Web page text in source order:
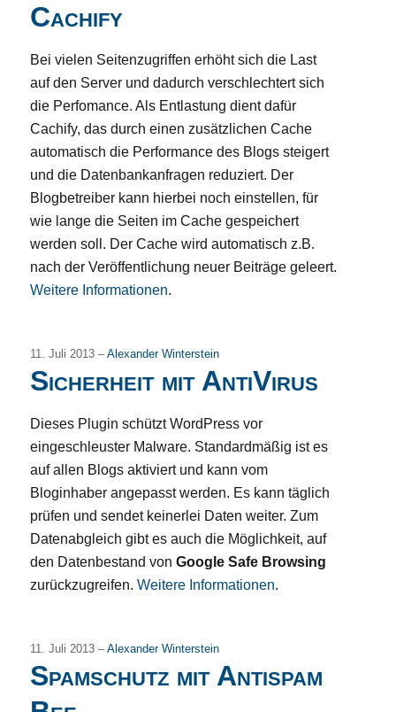
Cachify
Bei vielen Seitenzugriffen erhöht sich die Last
auf den Server und dadurch verschlechtert sich
die Perfomance. Als Entlastung dient dafür
Cachify, das durch einen zusätzlichen Cache
automatisch die Performance des Blogs steigert
und die Datenbankanfragen reduziert. Der
Blogbetreiber kann hierbei noch einstellen, für
wie lange die Seiten im Cache gespeichert
werden soll. Der Cache wird automatisch z.B.
nach der Veröffentlichung neuer Beiträge geleert.
Weitere Informationen.
11. Juli 2013 –Alexander Winterstein
Sicherheit mit AntiVirus
Dieses Plugin schützt WordPress vor
eingeschleuster Malware. Standardmäßig ist es
auf allen Blogs aktiviert und kann vom
Bloginhaber angepasst werden. Es kann täglich
prüfen und sendet keinerlei Daten weiter. Zum
Datenabgleich gibt es auch die Möglichkeit, auf
den Datenbestand vonGoogle Safe Browsing
zurückzugreifen.Weitere Informationen.
11. Juli 2013 –Alexander Winterstein
Spamschutz mit Antispam